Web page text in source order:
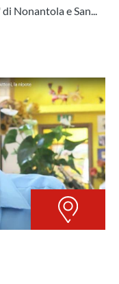
Nonantola e San...